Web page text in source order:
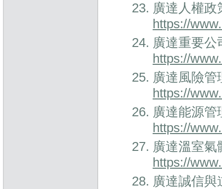
廣達人權政
https://
廣達重要公
https://
廣達風險
https://
廣達能源管
https://
廣達溫室氣
https://
廣達誠信